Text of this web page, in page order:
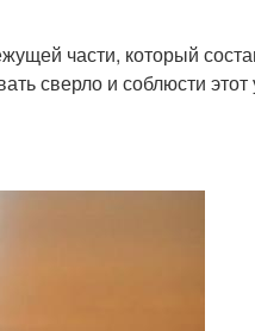
части, который
сверло и соблюсти этот